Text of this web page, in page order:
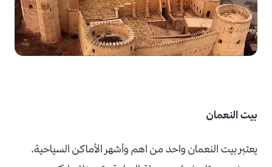
بيت النعمان
يعتبر بيت النعمان واحد من اهم وأشهر الأماكن السياحية،